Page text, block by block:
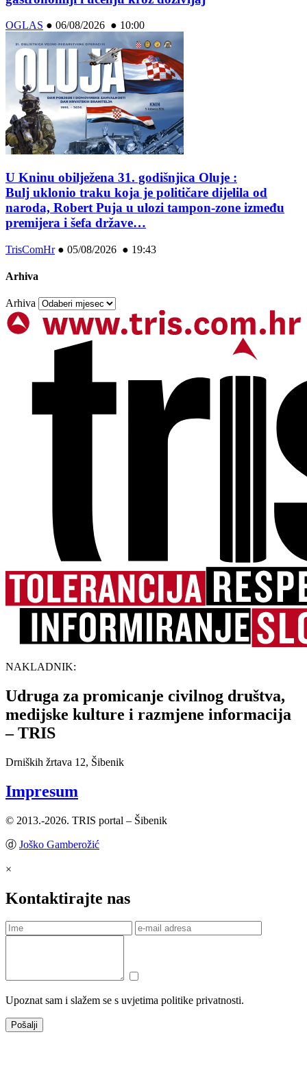
OGLAS ● 06/08/2026 ● 10:00
U Kninu obilježena 31. godišnjica Oluje :
Bulj uklonio traku koja je političare dijelila od
naroda, Robert Puja u ulozi tampon-zone između
premijera i šefa države…
TrisComHr● 05/08/2026 ● 19:43
Arhiva
Arhiva
NAKLADNIK:
Udruga za promicanje civilnog društva,
medijske kulture i razmjene informacija
– TRIS
Drniških žrtava 12, Šibenik
Impresum
© 2013.-2026. TRIS portal – Šibenik
ⓓ Joško Gamberožić
×
Kontaktirajte nas
Upoznat sam i slažem se s uvjetima politike privatnosti.
Pošalji